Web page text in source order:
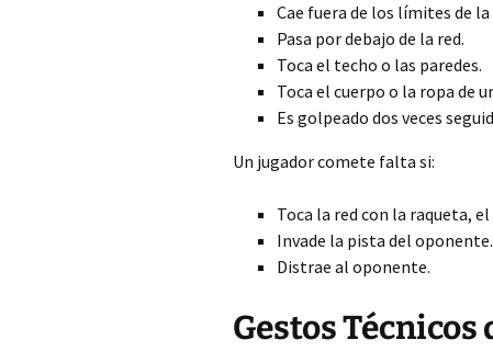
Cae fuera de los límites de
Pasa por debajo de la red.
Toca el techo o las paredes.
Toca el cuerpo o la ropa de
Es golpeado dos veces
Un jugador comete falta si:
Toca la red con la raqueta,
Invade la pista del oponente.
Distrae al oponente.
Gestos